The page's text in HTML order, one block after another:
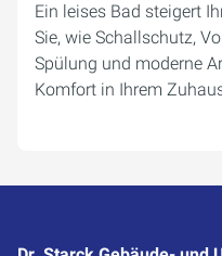
Ein leises Bad steigert
Sie, wie Schallschutz,
Spülung und moderne
Komfort in Ihrem